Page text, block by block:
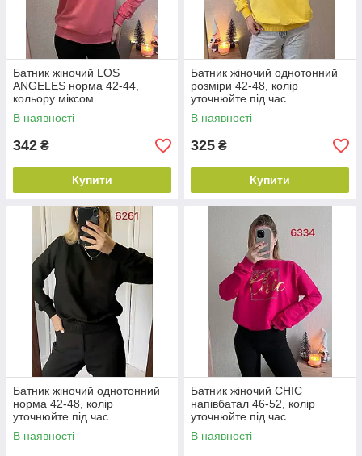
Батник жіночий LOS
ANGELES норма 42-44,
кольору міксом
В наявності
342 ₴
Купити
Батник жіночий однотонний
розміри 42-48, колір
уточнюйте під час
замовлення
В наявності
325 ₴
Купити
Батник жіночий однотонний
норма 42-48, колір
уточнюйте під час
замовлення
В наявності
Батник жіночий CHIC
напівбатал 46-52, колір
уточнюйте під час
замовлення
В наявності